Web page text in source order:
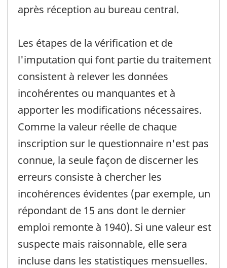
après réception au bureau central.
Les étapes de la vérification et de
l'imputation qui font partie du traitement
consistent à relever les données
incohérentes ou manquantes et à
apporter les modifications nécessaires.
Comme la valeur réelle de chaque
inscription sur le questionnaire n'est pas
connue, la seule façon de discerner les
erreurs consiste à chercher les
incohérences évidentes (par exemple, un
répondant de 15 ans dont le dernier
emploi remonte à 1940). Si une valeur est
suspecte mais raisonnable, elle sera
incluse dans les statistiques mensuelles.